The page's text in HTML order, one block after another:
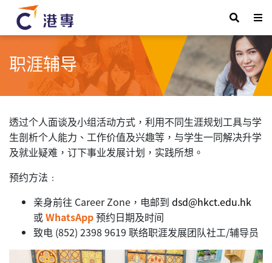
职涯辅导
透过个人面谈及小组活动方式，利用不同生涯规划工具与学
生剖析个人能力、工作价值及兴趣等，与学生一同解决升学
及就业疑难，订下事业发展计划，实践所想。
预约方法﹕
亲身前往 Career Zone，电邮到 dsd@hkct.edu.hk
或WhatsApp预约日期及时间
致电 (852) 2398 9619 联络职涯发展团队社工/辅导员